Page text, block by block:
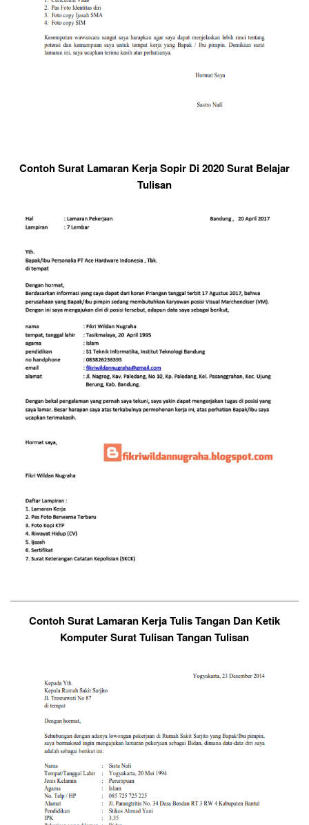
Contoh Surat Lamaran Kerja Sopir Di 2020 Surat Belajar
Tulisan
Contoh Surat Lamaran Kerja Tulis Tangan Dan Ketik
Komputer Surat Tulisan Tangan Tulisan